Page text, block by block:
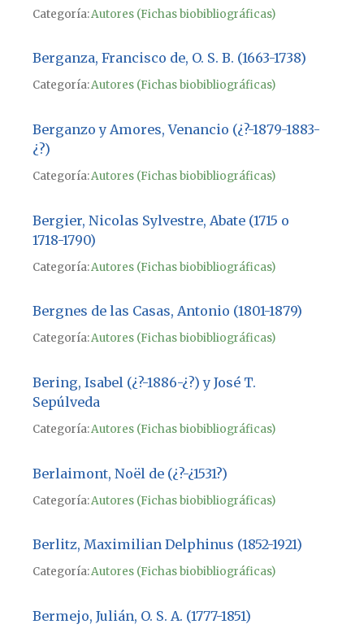
Categoría:Autores (Fichas biobibliográficas)
Berganza, Francisco de, O. S. B. (1663-1738)
Categoría:Autores (Fichas biobibliográficas)
Berganzo y Amores, Venancio (¿?-1879-1883-
¿?)
Categoría:Autores (Fichas biobibliográficas)
Bergier, Nicolas Sylvestre, Abate (1715 o
1718-1790)
Categoría:Autores (Fichas biobibliográficas)
Bergnes de las Casas, Antonio (1801-1879)
Categoría:Autores (Fichas biobibliográficas)
Bering, Isabel (¿?-1886-¿?) y José T.
Sepúlveda
Categoría:Autores (Fichas biobibliográficas)
Berlaimont, Noël de (¿?-¿1531?)
Categoría:Autores (Fichas biobibliográficas)
Berlitz, Maximilian Delphinus (1852-1921)
Categoría:Autores (Fichas biobibliográficas)
Bermejo, Julián, O. S. A. (1777-1851)